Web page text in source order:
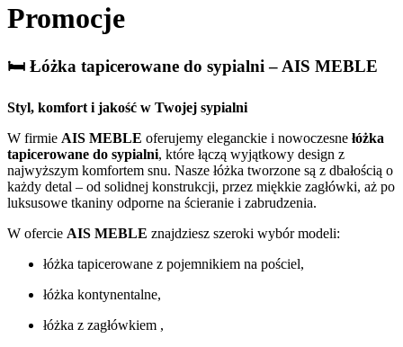
Promocje
🛏️ Łóżka tapicerowane do sypialni – AIS MEBLE
Styl, komfort i jakość w Twojej sypialni
W firmie AIS MEBLE oferujemy eleganckie i nowoczesne łóżka
tapicerowane do sypialni, które łączą wyjątkowy design z
najwyższym komfortem snu. Nasze łóżka tworzone są z dbałością o
każdy detal – od solidnej konstrukcji, przez miękkie zagłówki, aż po
luksusowe tkaniny odporne na ścieranie i zabrudzenia.
W ofercie AIS MEBLE znajdziesz szeroki wybór modeli:
łóżka tapicerowane z pojemnikiem na pościel,
łóżka kontynentalne,
łóżka z zagłówkiem ,